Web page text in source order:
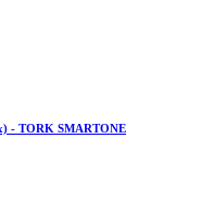
- TORK SMARTONE